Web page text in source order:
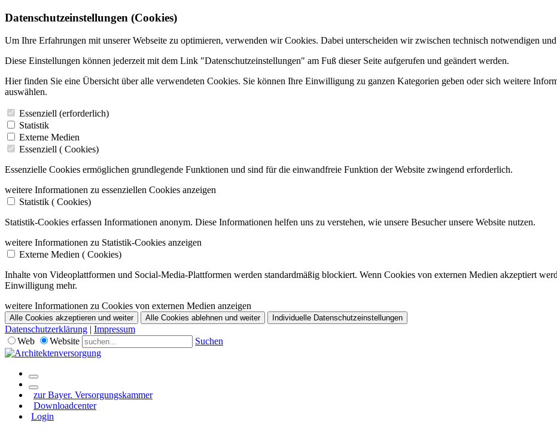
Datenschutzeinstellungen (Cookies)
Um Ihre Erfahrungen mit unserer Webseite zu optimieren, verwenden wir Cookies. Dabei unterscheiden wir zwischen technisch notwendigen
Diese Einstellungen können jederzeit mit dem Link "Datenschutzeinstellungen" am Fuß dieser Seite aufgerufen und geändert werden.
Hier finden Sie eine Übersicht über alle verwendeten Cookies. Sie können Ihre Einwilligung zu ganzen Kategorien geben oder sich weitere
auswählen.
Essenziell (erforderlich)
Statistik
Externe Medien
Essenziell ( Cookies)
Essenzielle Cookies ermöglichen grundlegende Funktionen und sind für die einwandfreie Funktion der Website zwingend erforderlich.
weitere Informationen zu essenziellen Cookies anzeigen
Statistik ( Cookies)
Statistik-Cookies erfassen Informationen anonym. Diese Informationen helfen uns zu verstehen, wie unsere Besucher unsere Website nutzen.
weitere Informationen zu Statistik-Cookies anzeigen
Externe Medien ( Cookies)
Inhalte von Videoplattformen und Social-Media-Plattformen werden standardmäßig blockiert. Wenn Cookies von externen Medien akzeptiert
Einwilligung mehr.
weitere Informationen zu Cookies von externen Medien anzeigen
Alle Cookies akzeptieren und weiter Alle Cookies ablehnen und weiter Individuelle Datenschutzeinstellungen
Datenschutzerklärung | Impressum
Web
Website Suchen
zur Bayer. Versorgungskammer
Downloadcenter
Login